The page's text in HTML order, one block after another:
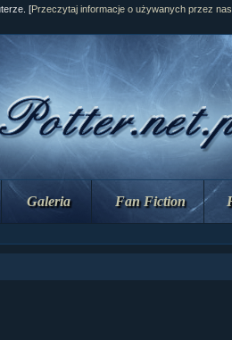
Galeria Fan Fiction
[Przeczytaj informacje o używanych przez